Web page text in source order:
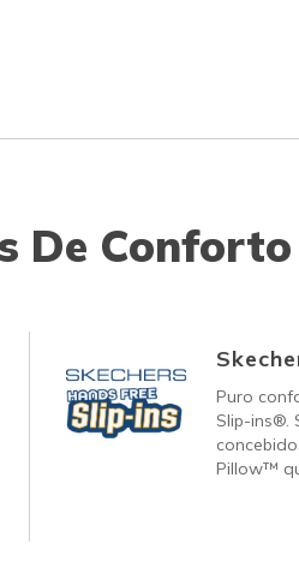
De Conforto
Puro
Slip-ins®.
Pillow™